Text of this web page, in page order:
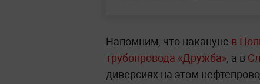
Напомним, что накануне в
трубопровода «Дружба», а в
диверсиях на этом